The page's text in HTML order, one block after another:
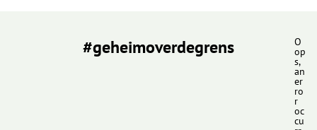
#geheimoverdegrens O
op
s,
an
er
ro
r
oc
cu